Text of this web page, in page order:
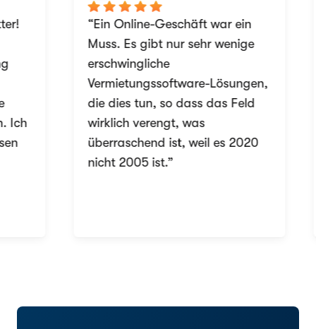
Ich
“Ein Online-Geschäft war ein
Muss. Es gibt nur sehr wenige
erschwingliche
Vermietungssoftware-Lösungen,
die dies tun, so dass das Feld
wirklich verengt, was
überraschend ist, weil es 2020
nicht 2005 ist.”